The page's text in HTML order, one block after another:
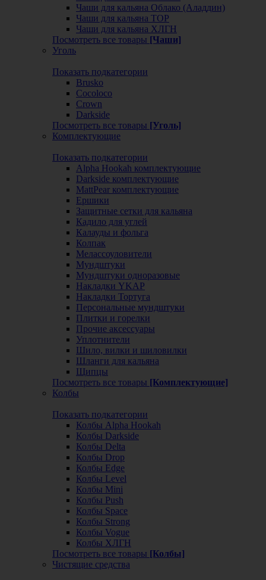
Чаши для кальяна Облако (Аладдин)
Чаши для кальяна ТОР
Чаши для кальяна ХЛГН
Посмотреть все товары [Чаши]
Уголь
Показать подкатегории
Brusko
Cocoloco
Crown
Darkside
Посмотреть все товары [Уголь]
Комплектующие
Показать подкатегории
Alpha Hookah комплектующие
Darkside комплектующие
MattPear комплектующие
Ершики
Защитные сетки для кальяна
Кадило для углей
Калауды и фольга
Колпак
Мелассоуловители
Мундштуки
Мундштуки одноразовые
Накладки YKAP
Накладки Тортуга
Персональные мундштуки
Плитки и горелки
Прочие аксессуары
Уплотнители
Шило, вилки и шиловилки
Шланги для кальяна
Щипцы
Посмотреть все товары [Комплектующие]
Колбы
Показать подкатегории
Колбы Alpha Hookah
Колбы Darkside
Колбы Delta
Колбы Drop
Колбы Edge
Колбы Level
Колбы Mini
Колбы Push
Колбы Space
Колбы Strong
Колбы Vogue
Колбы ХЛГН
Посмотреть все товары [Колбы]
Чистящие средства